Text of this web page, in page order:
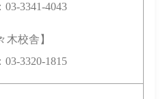
03-3341-4043
木校舎】
03-3320-1815